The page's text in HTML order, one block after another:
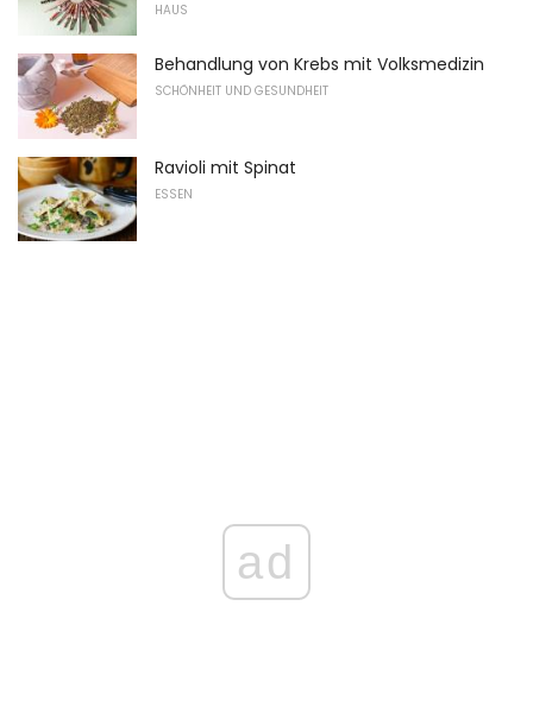
HAUS
Behandlung von Krebs mit Volksmedizin
SCHÖNHEIT UND GESUNDHEIT
Ravioli mit Spinat
ESSEN
ad